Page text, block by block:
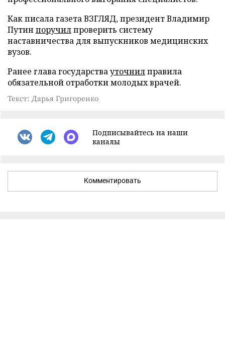
Как писала газета ВЗГЛЯД, президент Владимир
Путин поручилпроверить систему
наставничества для выпускников медицинских
вузов.
Ранее глава государствауточнилправила
обязательной отработки молодых врачей.
Текст: Дарья Григоренко
Подписывайтесь на наши
каналы
Комментировать